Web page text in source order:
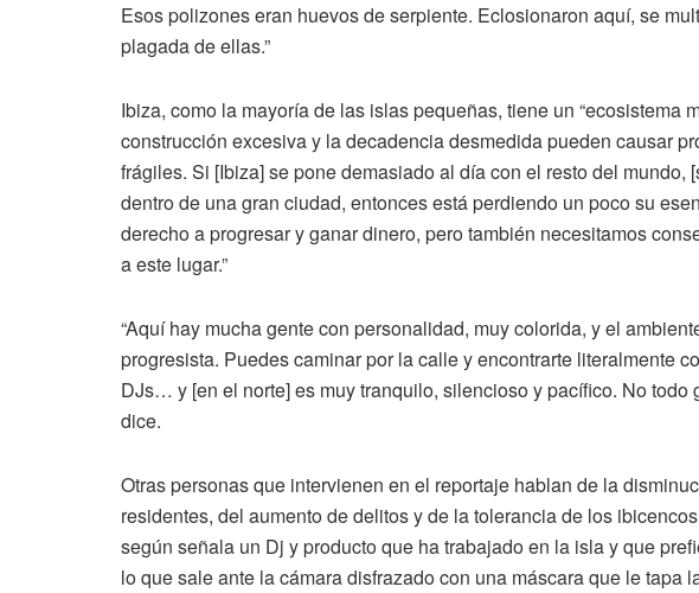
Esos polizones eran huevos de serpiente. Eclosionaron aquí, se
plagada de ellas.”
Ibiza, como la mayoría de las islas pequeñas, tiene un “ecosistema
construcción excesiva y la decadencia desmedida pueden causar
frágiles. Si [Ibiza] se pone demasiado al día con el resto del mundo,
dentro de una gran ciudad, entonces está perdiendo un poco su
derecho a progresar y ganar dinero, pero también necesitamos
a este lugar.”
“Aquí hay mucha gente con personalidad, muy colorida, y el
progresista. Puedes caminar por la calle y encontrarte literalmente
DJs… y [en el norte] es muy tranquilo, silencioso y pacífico. No todo
dice.
Otras personas que intervienen en el reportaje hablan de la
residentes, del aumento de delitos y de la tolerancia de los
según señala un Dj y producto que ha trabajado en la isla y que
lo que sale ante la cámara disfrazado con una máscara que le tapa